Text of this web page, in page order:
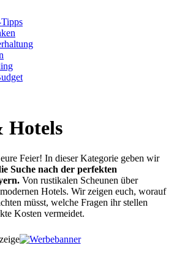
Hotels
Feier! In dieser Kategorie geben wir
Suche nach der perfekten
Von rustikalen Scheunen über
Hotels. Wir zeigen euch, worauf
müsst, welche Fragen ihr stellen
Kosten vermeidet.